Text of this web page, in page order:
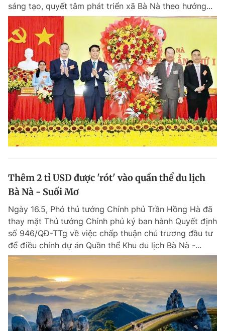
sáng tạo, quyết tâm phát triển xã Bà Nà theo hướng...
Thêm 2 tỉ USD được 'rót' vào quần thể du lịch
Bà Nà - Suối Mơ
Ngày 16.5, Phó thủ tướng Chính phủ Trần Hồng Hà đã
thay mặt Thủ tướng Chính phủ ký ban hành Quyết định
số 946/QĐ-TTg về việc chấp thuận chủ trương đầu tư
để điều chỉnh dự án Quần thể Khu du lịch Bà Nà -...